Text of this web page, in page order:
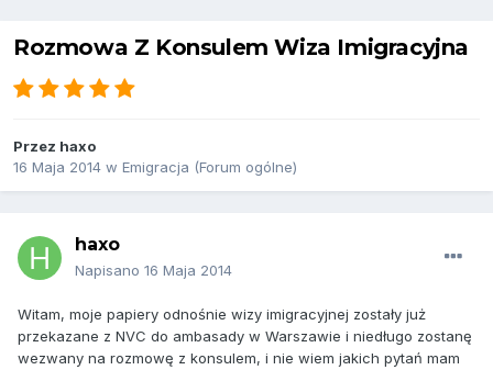
Rozmowa Z Konsulem Wiza Imigracyjna
Przez haxo
16 Maja 2014 w Emigracja (Forum ogólne)
haxo
Napisano 16 Maja 2014
Witam, moje papiery odnośnie wizy imigracyjnej zostały już
przekazane z NVC do ambasady w Warszawie i niedługo zostanę
wezwany na rozmowę z konsulem, i nie wiem jakich pytań mam